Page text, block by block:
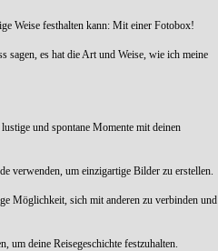
Weise festhalten kann: Mit einer Fotobox!
sagen, es hat die Art und Weise, wie ich meine
und spontane Momente mit deinen
verwenden, um einzigartige Bilder zu erstellen.
Möglichkeit, sich mit anderen zu verbinden und
um deine Reisegeschichte festzuhalten.